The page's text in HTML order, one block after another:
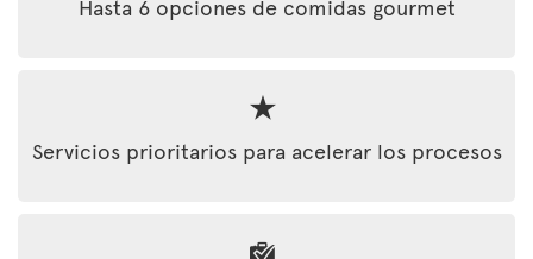
Hasta 6 opciones de comidas gourmet
Servicios prioritarios para acelerar los procesos